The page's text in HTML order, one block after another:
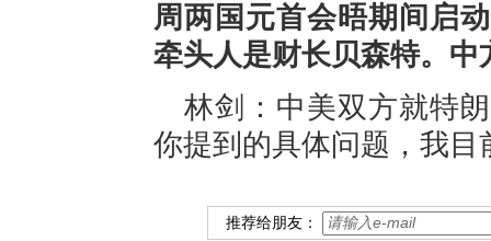
周两国元首会晤期间启
牵头人是财长贝森特。中
林剑：中美双方就特
你提到的具体问题，我
推荐给朋友：